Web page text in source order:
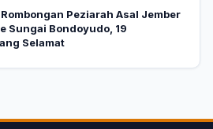
Peziarah Asal Jember
Sungai Bondoyudo, 19
Selamat